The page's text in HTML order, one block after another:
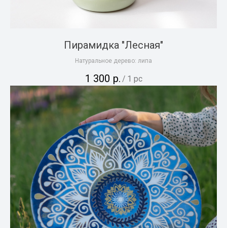
Пирамидка "Лесная"
Натуральное дерево: липа
1 300 р. / 1 pc